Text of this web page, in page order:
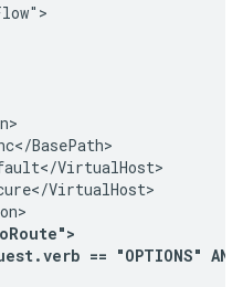
BasePath>
VirtualHost>
VirtualHost>
== "OPTIONS"